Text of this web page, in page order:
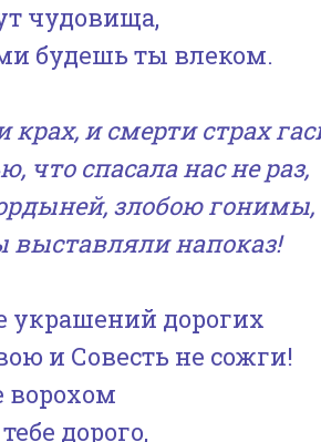
чудовища,
будешь ты влеком.
крах, и смерти страх
что спасала нас не раз,
злобою гонимы,
выставляли напоказ!
украшений дорогих
и Совесть не сожги!
ворохом
дорого,